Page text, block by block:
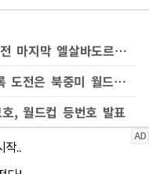
'이동경 결승골' 홍명보호, 월드컵 전 마지막 엘살바도르전 1-0 승리(종합)
'韓 최다골 -2' 손흥민, 차범근 기록 도전은 북중미 월드컵에서
, 월드컵 등번호 발표